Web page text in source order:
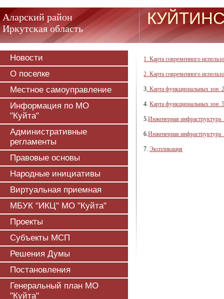
Аларский район
Иркутская область
Новости
О поселке
Местное самоуправление
Информация по МО
"Куйта"
Административные
регламенты
Правовые основы
Народные инициативы
Виртуальная приемная
МБУК "ИКЦ" МО "Куйта"
Проекты
Субъекты МСП
Решения Думы
Постановления
Генеральный план МО
"Куйта"
1. Карта современного
2. Карта современного
3. Карта функциональных
4.Карта функциональных
5.Инженерная
6.Инженерная
7.Экспликация